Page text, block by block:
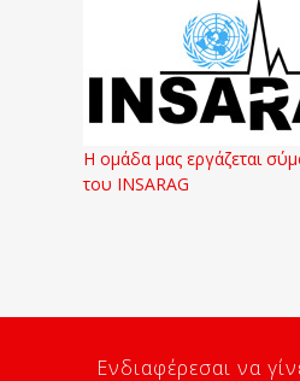
Η ομάδα μας εργάζεται
του INSARAG
Ενδιαφέρεσαι να